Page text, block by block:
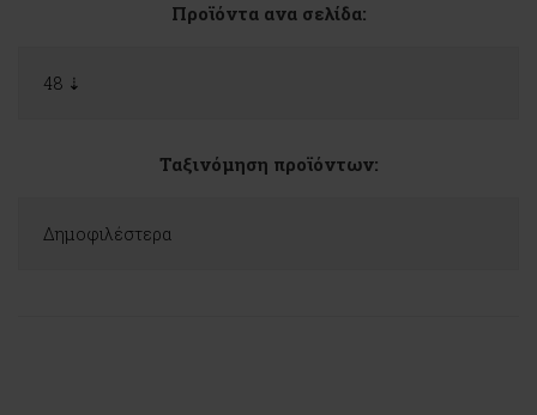
Προϊόντα ανα σελίδα:
Ταξινόμηση προϊόντων: